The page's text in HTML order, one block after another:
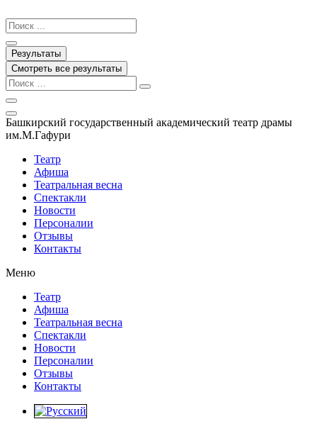
к
содержимому
Search
...
Результаты
Смотреть все результаты
Башкирский государственный академический театр драмы
им.М.Гафури
Театр
Афиша
Театральная весна
Спектакли
Новости
Персоналии
Отзывы
Контакты
Меню
Театр
Афиша
Театральная весна
Спектакли
Новости
Персоналии
Отзывы
Контакты